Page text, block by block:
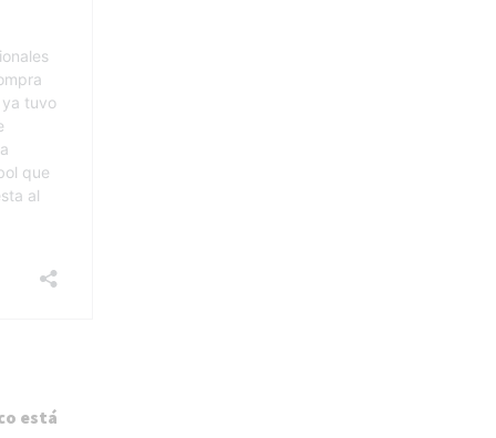
está